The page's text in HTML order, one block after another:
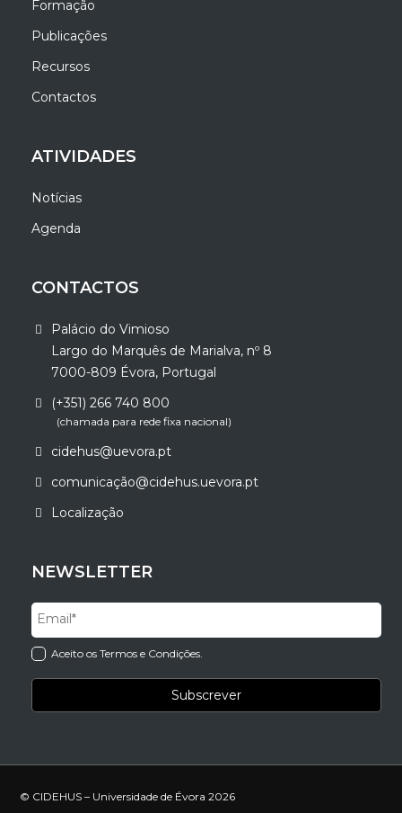
Formação
Publicações
Recursos
Contactos
ATIVIDADES
Notícias
Agenda
CONTACTOS
Palácio do Vimioso
Largo do Marquês de Marialva, nº 8
7000-809 Évora, Portugal
(+351) 266 740 800
(chamada para rede fixa nacional)
cidehus@uevora.pt
comunicação@cidehus.uevora.pt
Localização
NEWSLETTER
Aceito os Termos e Condições.
© CIDEHUS – Universidade de Évora 2026